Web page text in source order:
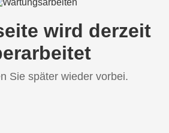
wird derzeit
Sie später wieder vorbei.